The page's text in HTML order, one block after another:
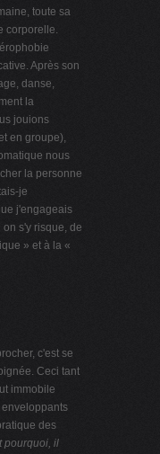
toute sa
corporelle.
Après son
danse,
la
jouions
en groupe),
nous
la personne
je
j'engageais
s'y risque, de
» et à la «
c'est se
Ceci tant
immobile
des
pourquoi, il